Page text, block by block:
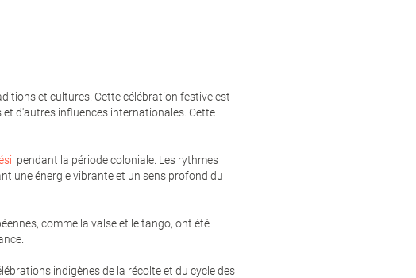
et cultures. Cette célébration festive est
d'autres influences internationales. Cette
pendant la période coloniale. Les rythmes
une énergie vibrante et un sens profond du
comme la valse et le tango, ont été
indigènes de la récolte et du cycle des